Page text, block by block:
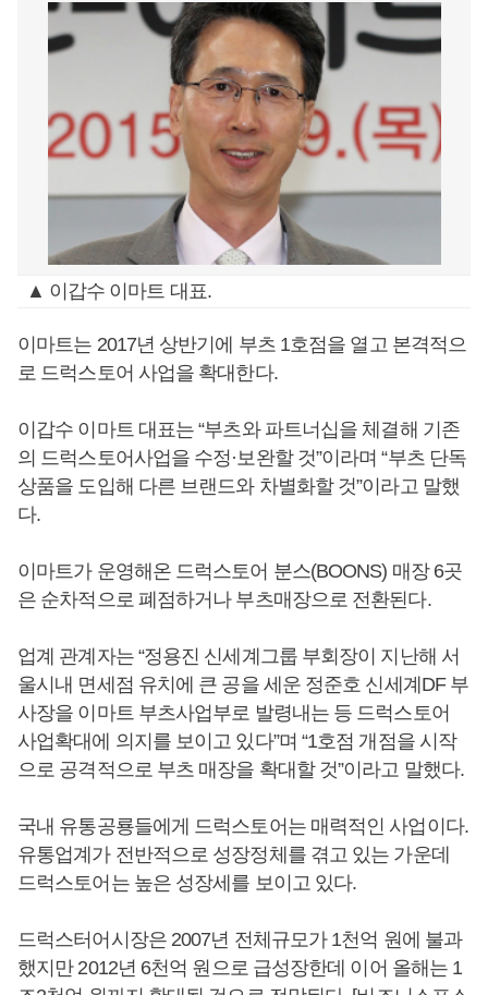
▲ 이갑수 이마트 대표.
이마트는 2017년 상반기에 부츠 1호점을 열고 본격적으
로 드럭스토어 사업을 확대한다.
이갑수 이마트 대표는 “부츠와 파트너십을 체결해 기존
의 드럭스토어사업을 수정·보완할 것”이라며 “부츠 단독
상품을 도입해 다른 브랜드와 차별화할 것”이라고 말했
다.
이마트가 운영해온 드럭스토어 분스(BOONS) 매장 6곳
은 순차적으로 폐점하거나 부츠매장으로 전환된다.
업계 관계자는 “정용진 신세계그룹 부회장이 지난해 서
울시내 면세점 유치에 큰 공을 세운 정준호 신세계DF 부
사장을 이마트 부츠사업부로 발령내는 등 드럭스토어
사업확대에 의지를 보이고 있다”며 “1호점 개점을 시작
으로 공격적으로 부츠 매장을 확대할 것”이라고 말했다.
국내 유통공룡들에게 드럭스토어는 매력적인 사업이다.
유통업계가 전반적으로 성장정체를 겪고 있는 가운데
드럭스토어는 높은 성장세를 보이고 있다.
드럭스터어시장은 2007년 전체규모가 1천억 원에 불과
했지만 2012년 6천억 원으로 급성장한데 이어 올해는 1